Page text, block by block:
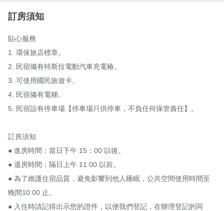
訂房須知
貼心服務
1. 環保旅店標章。
2. 民宿備有特斯拉電動汽車充電椿。
3. 可使用國民旅遊卡。
4. 民宿備有電梯。
5. 民宿設有停車場【停車場只供停車，不負任何保管責任】。
訂房須知
● 進房時間：當日下午 15：00 以後。
● 退房時間：隔日上午 11:00 以前。
● 為了維護住宿品質，避免影響到他人睡眠，公共空間使用時間至
晚間10:00 止。
● 入住時請記得出示您的證件，以便我們登記，在辦理登記的同